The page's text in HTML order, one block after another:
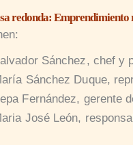
redonda:
Sánchez, chef y
Sánchez Duque,
Fernández, gerente
José León,